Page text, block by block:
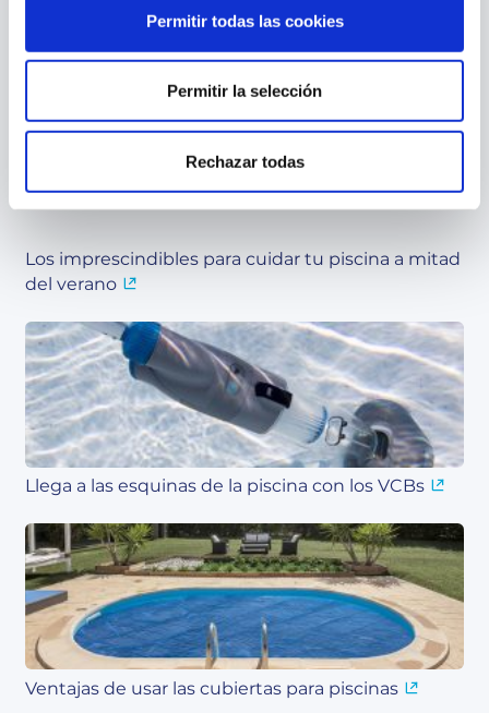
Permitir todas las cookies
Permitir la selección
Rechazar todas
Contenido relacionado
Los imprescindibles para cuidar tu piscina a mitad
del verano
Llega a las esquinas de la piscina con los VCBs
Ventajas de usar las cubiertas para piscinas